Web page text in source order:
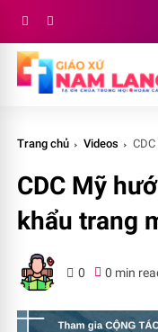
Trang chủ Videos
CDC Mỹ
khẩu trang
0 0 min